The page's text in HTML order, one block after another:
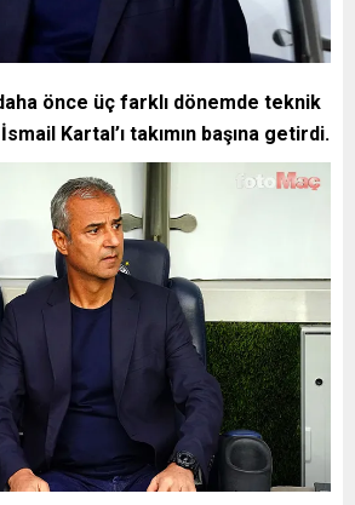
önce üç farklı dönemde teknik
Kartal’ı takımın başına getirdi.